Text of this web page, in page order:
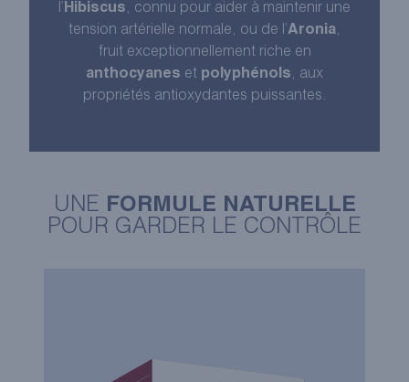
l’ Hibiscus, connu pour aider à maintenir une
tension artérielle normale, ou de l’ Aronia,
fruit exceptionnellement riche en
anthocyanes et polyphénols, aux
propriétés antioxydantes puissantes.
UNE FORMULE NATURELLE
POUR GARDER LE CONTRÔLE